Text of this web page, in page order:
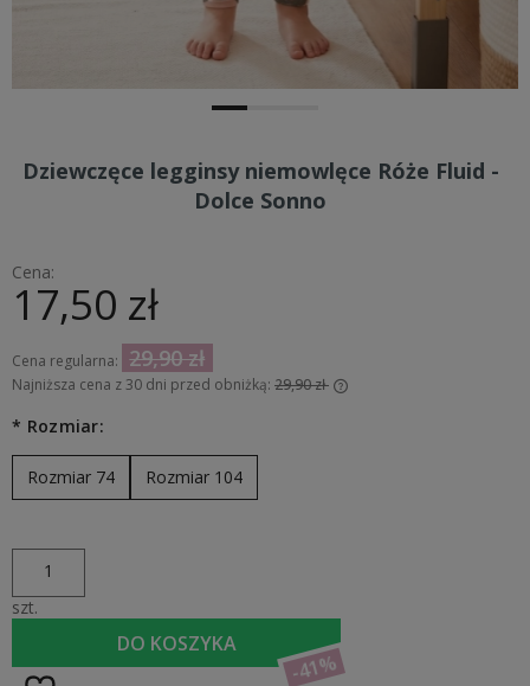
Dziewczęce legginsy niemowlęce Róże Fluid -
Dolce Sonno
Cena:
17,50 zł
Cena regularna: 29,90 zł
Najniższa cena z 30 dni przed obniżką: 29,90 zł
jest najniższa cena od momentu, kiedy produkt pojawił się w
sprzedaży.
* Rozmiar:
Rozmiar 74 Rozmiar 104
szt.
DO KOSZYKA
-41%